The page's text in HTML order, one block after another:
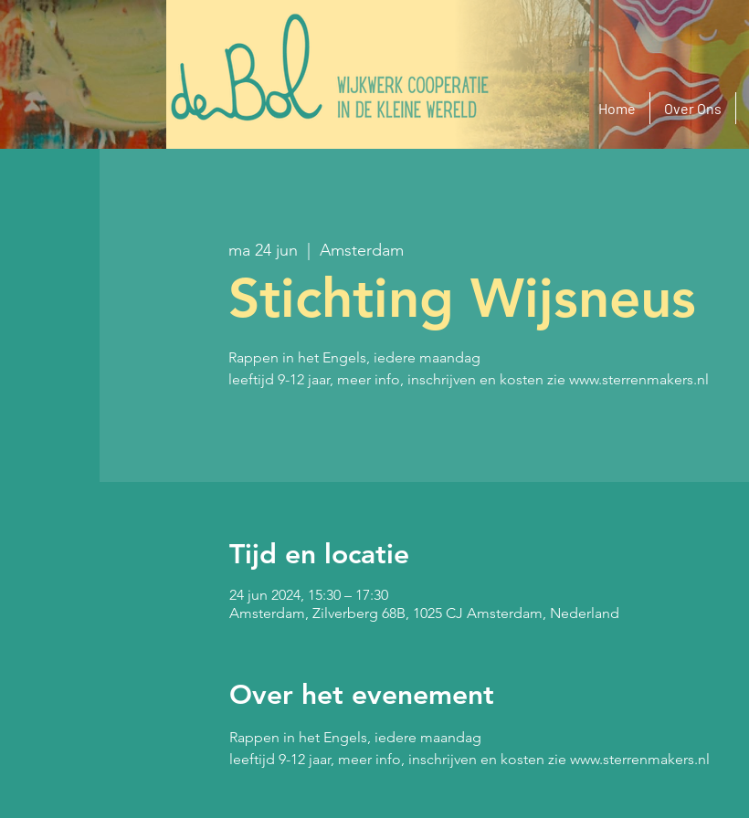
Home Over Ons
ma 24 jun Amsterdam
Stichting Wijsneus
Rappen in het Engels, iedere maandag
leeftijd 9-12 jaar, meer info, inschrijven en kosten zie www.sterrenmakers.nl
Tijd en locatie
24 jun 2024, 15:30 – 17:30
Amsterdam, Zilverberg 68B, 1025 CJ Amsterdam, Nederland
Over het evenement
Rappen in het Engels, iedere maandag
leeftijd 9-12 jaar, meer info, inschrijven en kosten zie www.sterrenmakers.nl